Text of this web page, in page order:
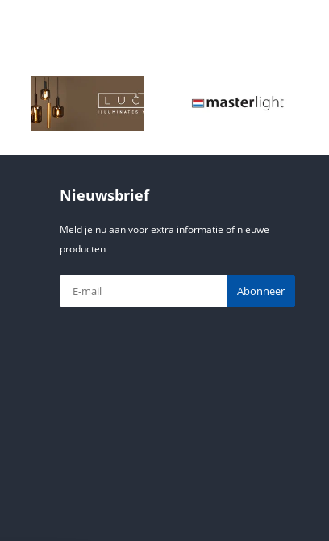
Nieuwsbrief
Meld je nu aan voor extra informatie of nieuwe
producten
Abonneer